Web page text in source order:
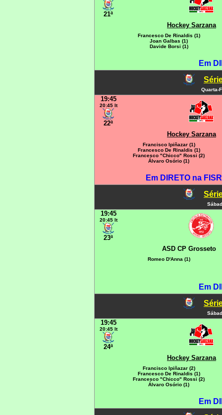
21ª
Hockey Sarzana
Francesco De Rinaldis (1)
Joan Galbas (1)
Davide Borsi (1)
Em
Quarta-
19:45
20:45 It
22ª
Hockey Sarzana
Francisco Ipiñazar (1)
Francesco De Rinaldis (1)
Francesco "Chicco" Rossi (2)
Álvaro Osório (1)
Em DIRETO na
19:45
20:45 It
23ª
ASD CP Grosseto
Romeo D'Anna (1)
Em
19:45
20:45 It
24ª
Hockey Sarzana
Francisco Ipiñazar (2)
Francesco De Rinaldis (1)
Francesco "Chicco" Rossi (2)
Álvaro Osório (1)
Em